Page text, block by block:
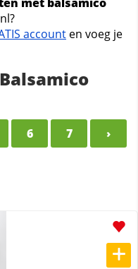
account en voeg je
6 7 ›